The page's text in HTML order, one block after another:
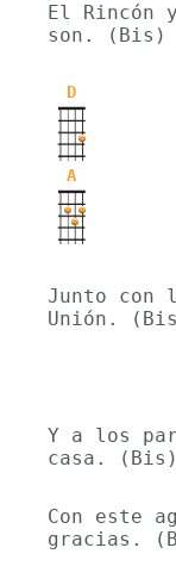
El Rincón
son. (Bis)
D
A
Junto
Unión.
Y a los
casa. (Bis)
Con este
gracias.